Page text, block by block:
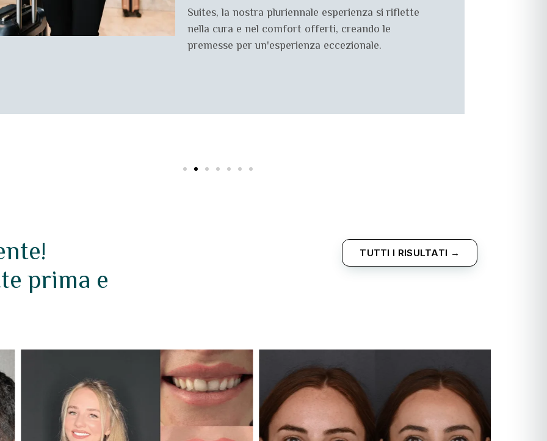
Suites, la nostra pluriennale esperienza si riflette
nella cura e nel comfort offerti, creando le
premesse per un'esperienza eccezionale.
prima e
TUTTI I RISULTATI →